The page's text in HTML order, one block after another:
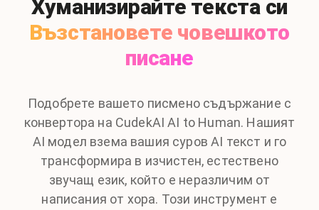
Хуманизирайте текста си
Възстановете човешкото
писане
Подобрете вашето писмено съдържание с
конвертора на CudekAI AI to Human. Нашият
AI модел взема вашия суров AI текст и го
трансформира в изчистен, естествено
звучащ език, който е неразличим от
написания от хора. Този инструмент е